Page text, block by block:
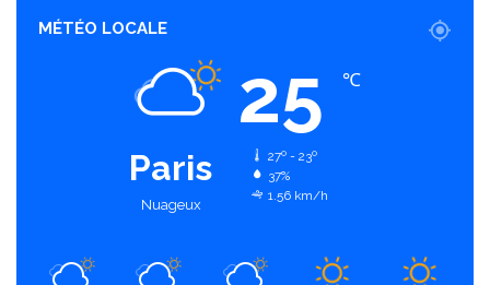
MÉTÉO LOCALE
Paris
Nuageux
25 ℃
27º - 23º
37%
1.56 km/h